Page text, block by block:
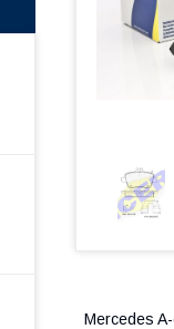
Mercedes